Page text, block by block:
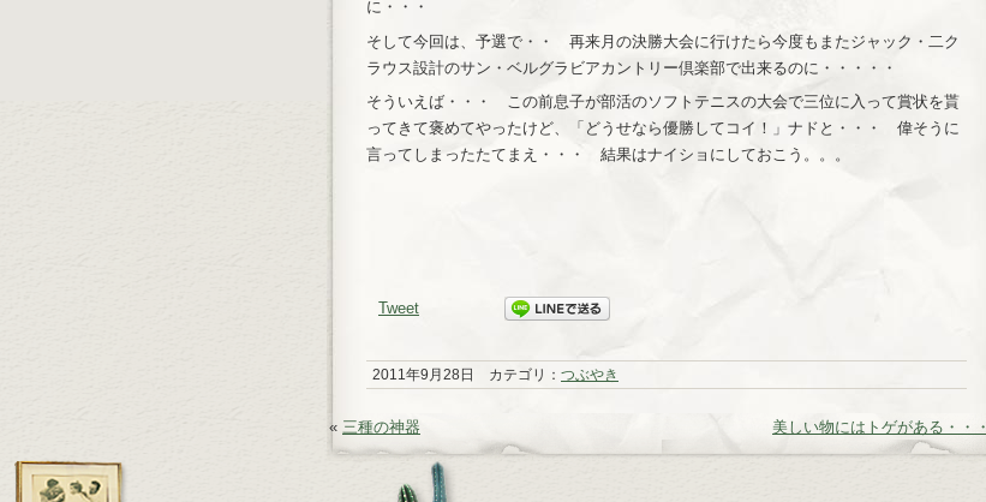
に・・・
そして今回は、予選で・・ 再来月の決勝大会に行けたら今度もまたジャック・二ク
ラウス設計のサン・ベルグラビアカントリー倶楽部で出来るのに・・・・・
そういえば・・・ この前息子が部活のソフトテニスの大会で三位に入って賞状を貰
ってきて褒めてやったけど、「どうせなら優勝してコイ！」ナドと・・・ 偉そうに
言ってしまったたてまえ・・・ 結果はナイショにしておこう。。。
Tweet
2011年9月28日 カテゴリ： つぶやき
« 三種の神器 美しい物にはトゲがある・・・